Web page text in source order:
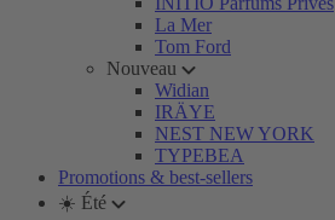
La Mer
Tom Ford
Nouveau
Widian
IRÄYE
NEST NEW YORK
TYPEBEA
Promotions & best-sellers
☀️ Été